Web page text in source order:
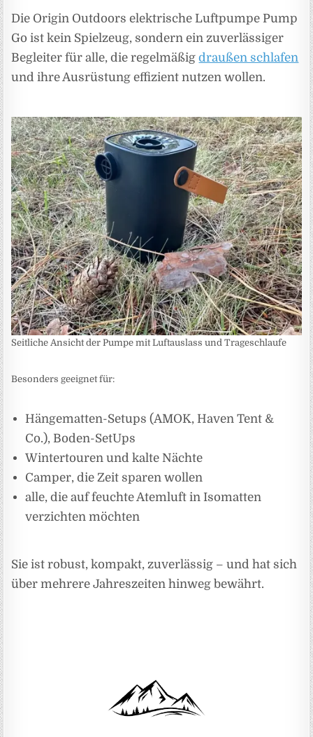
Die Origin Outdoors elektrische Luftpumpe Pump
Go ist kein Spielzeug, sondern ein zuverlässiger
Begleiter für alle, die regelmäßigdraußen schlafen
und ihre Ausrüstung effizient nutzen wollen.
Seitliche Ansicht der Pumpe mit Luftauslass und Trageschlaufe
Besonders geeignet für:
Hängematten-Setups (AMOK, Haven Tent &
Co.), Boden-SetUps
Wintertouren und kalte Nächte
Camper, die Zeit sparen wollen
alle, die auf feuchte Atemluft in Isomatten
verzichten möchten
Sie ist robust, kompakt, zuverlässig – und hat sich
über mehrere Jahreszeiten hinweg bewährt.